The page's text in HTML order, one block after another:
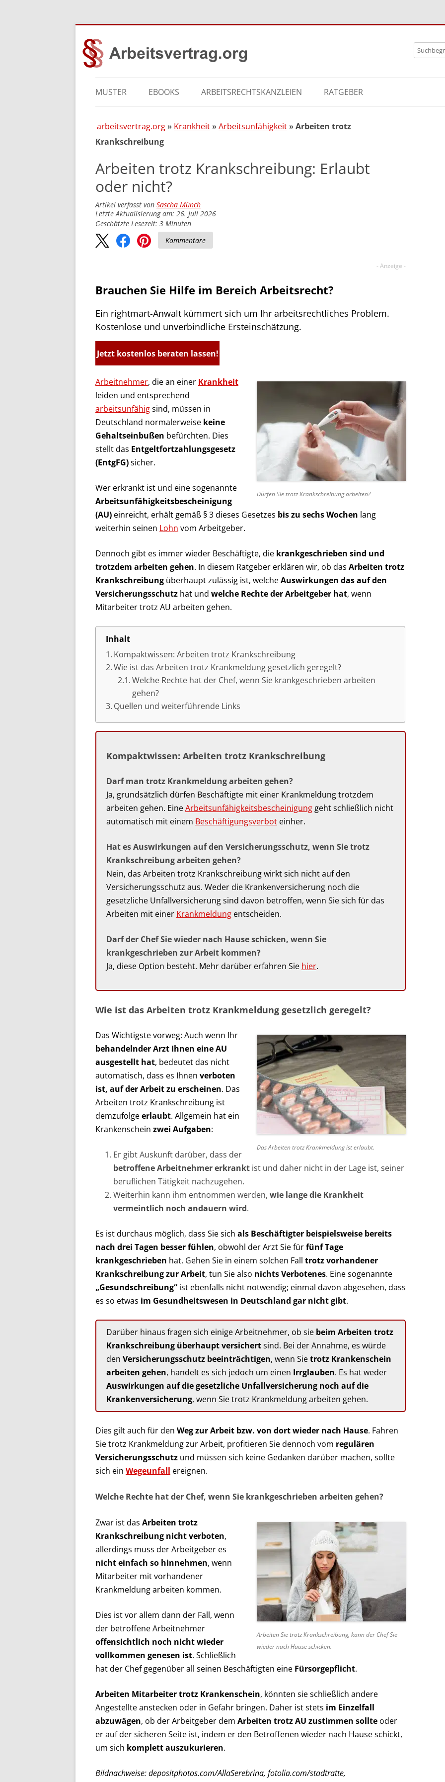
Search
for:
Zum
Inhalt
MUSTER EBOOKS ARBEITSRECHTSKANZLEIEN RATGEBER
arbeitsvertrag.org Krankheit Arbeitsunfähigkeit
Arbeiten trotz
Krankschreibung
Arbeiten trotz Krankschreibung: Erlaubt
oder nicht?
Artikel verfasst von Sascha Münch
Letzte Aktualisierung am: 26. Juli 2026
Geschätzte Lesezeit: 3 Minuten
Kommentare
Brauchen Sie Hilfe im Bereich Arbeitsrecht?
Ein rightmart-Anwalt kümmert sich um Ihr arbeitsrechtliches Problem.
Kostenlose und unverbindliche Ersteinschätzung.
Jetzt kostenlos beraten lassen!
Dürfen Sie trotz Krankschreibung arbeiten?
Arbeitnehmer, die an einer Krankheit
leiden und entsprechend
arbeitsunfähigsind, müssen in
Deutschland normalerweise keine
Gehaltseinbußen befürchten. Dies
stellt das Entgeltfortzahlungsgesetz
(EntgFG)sicher.
Wer erkrankt ist und eine sogenannte
Arbeitsunfähigkeitsbescheinigung
(AU) einreicht, erhält gemäß § 3 dieses Gesetzes bis zu sechs Wochen lang
weiterhin seinen Lohn vom Arbeitgeber.
Dennoch gibt es immer wieder Beschäftigte, die krankgeschrieben sind und
trotzdem arbeiten gehen. In diesem Ratgeber erklären wir, ob das Arbeiten trotz
Krankschreibung überhaupt zulässig ist, welcheAuswirkungen das auf den
Versicherungsschutz hat und welche Rechte der Arbeitgeber hat, wenn
Mitarbeiter trotz AU arbeiten gehen.
Inhalt
Kompaktwissen: Arbeiten trotz Krankschreibung
Wie ist das Arbeiten trotz Krankmeldung gesetzlich geregelt?
Welche Rechte hat der Chef, wenn Sie krankgeschrieben arbeiten
gehen?
Quellen und weiterführende Links
Kompaktwissen: Arbeiten trotz Krankschreibung
Darf man trotz Krank‌meldung arbeiten gehen?
Ja, grundsätzlich dürfen Beschäftigte mit einer Krank‌meldung trotzdem
arbeiten gehen. EineArbeitsunfähigkeitsbescheinigung geht schließlich nicht
automatisch mit einem Beschäftigungsverbot einher.
Hat es Auswirkungen auf den Versicherungsschutz, wenn Sie trotz
Krankschreibung arbeiten gehen?
Nein, das Arbeiten trotz Krankschreibung wirkt sich nicht auf den
Versicherungsschutz aus. Weder die Krankenversicherung noch die
gesetzliche Unfallversicherung sind davon betroffen, wenn Sie sich für das
Arbeiten mit einer Krankmeldung entscheiden.
Darf der Chef Sie wieder nach Hause schicken, wenn Sie
krankgeschrieben zur Arbeit kommen?
Ja, diese Option besteht. Mehr darüber erfahren Sie hier.
Wie ist das Arbeiten trotz Krankmeldung gesetzlich geregelt?
Das Arbeiten trotz Krankmeldung ist erlaubt.
Das Wichtigste vorweg: Auch wenn Ihr
behandelnder Arzt Ihnen eine AU
ausgestellt hat, bedeutet das nicht
automatisch, dass es Ihnen verboten
ist, auf der Arbeit zu erscheinen. Das
Arbeiten trotz Krankschreibung ist
demzufolgeerlaubt. Allgemein hat ein
Krankenschein zwei Aufgaben:
Er gibt Auskunft darüber, dass der
betroffene Arbeitnehmer erkrankt ist und daher nicht in der Lage ist, seiner
beruflichen Tätigkeit nachzugehen.
Weiterhin kann ihm entnommen werden, wie lange die Krankheit
vermeintlich noch andauern wird.
Es ist durchaus möglich, dass Sie sich als Beschäftigter beispielsweise bereits
nach drei Tagen besser fühlen, obwohl der Arzt Sie fürfünf Tage
krankgeschrieben hat. Gehen Sie in einem solchen Fall trotz vorhandener
Krankschreibung zur Arbeit, tun Sie also nichts Verbotenes. Eine sogenannte
„Gesundschreibung“ ist ebenfalls nicht notwendig; einmal davon abgesehen, dass
es so etwas im Gesundheitswesen in Deutschland gar nicht gibt.
Darüber hinaus fragen sich einige Arbeitnehmer, ob sie beim Arbeiten trotz
Krankschreibung überhaupt versichertsind. Bei der Annahme, es würde
den Versicherungsschutz beeinträchtigen, wenn Sietrotz Krankenschein
arbeiten gehen, handelt es sich jedoch um einen Irrglauben. Es hat weder
Auswirkungen auf die gesetzliche Unfallversicherung noch auf die
Krankenversicherung, wenn Sie trotz Krankmeldung arbeiten gehen.
Dies gilt auch für den Weg zur Arbeit bzw. von dort wieder nach Hause. Fahren
Sie trotz Krankmeldung zur Arbeit, profitieren Sie dennoch vom regulären
Versicherungsschutz und müssen sich keine Gedanken darüber machen, sollte
sich ein Wegeunfall ereignen.
Welche Rechte hat der Chef, wenn Sie krankgeschrieben arbeiten gehen?
Arbeiten Sie trotz Krankschreibung, kann der Chef Sie
wieder nach Hause schicken.
Zwar ist das Arbeiten trotz
Krankschreibung nicht verboten,
allerdings muss der Arbeitgeber es
nicht einfach so hinnehmen, wenn
Mitarbeiter mit vorhandener
Krankmeldung arbeiten kommen.
Dies ist vor allem dann der Fall, wenn
der betroffene Arbeitnehmer
offensichtlich noch nicht wieder
vollkommen genesen ist. Schließlich
hat der Chef gegenüber all seinen Beschäftigten eine Fürsorgepflicht.
Arbeiten Mitarbeiter trotz Krankenschein, könnten sie schließlich andere
Angestellte anstecken oder in Gefahr bringen. Daher ist stets im Einzelfall
abzuwägen, ob der Arbeitgeber dem Arbeiten trotz AU zustimmen sollte oder
er auf der sicheren Seite ist, indem er den Betroffenen wieder nach Hause schickt,
um sich komplett auszukurieren.
Bildnachweise: depositphotos.com/AllaSerebrina, fotolia.com/stadtratte,